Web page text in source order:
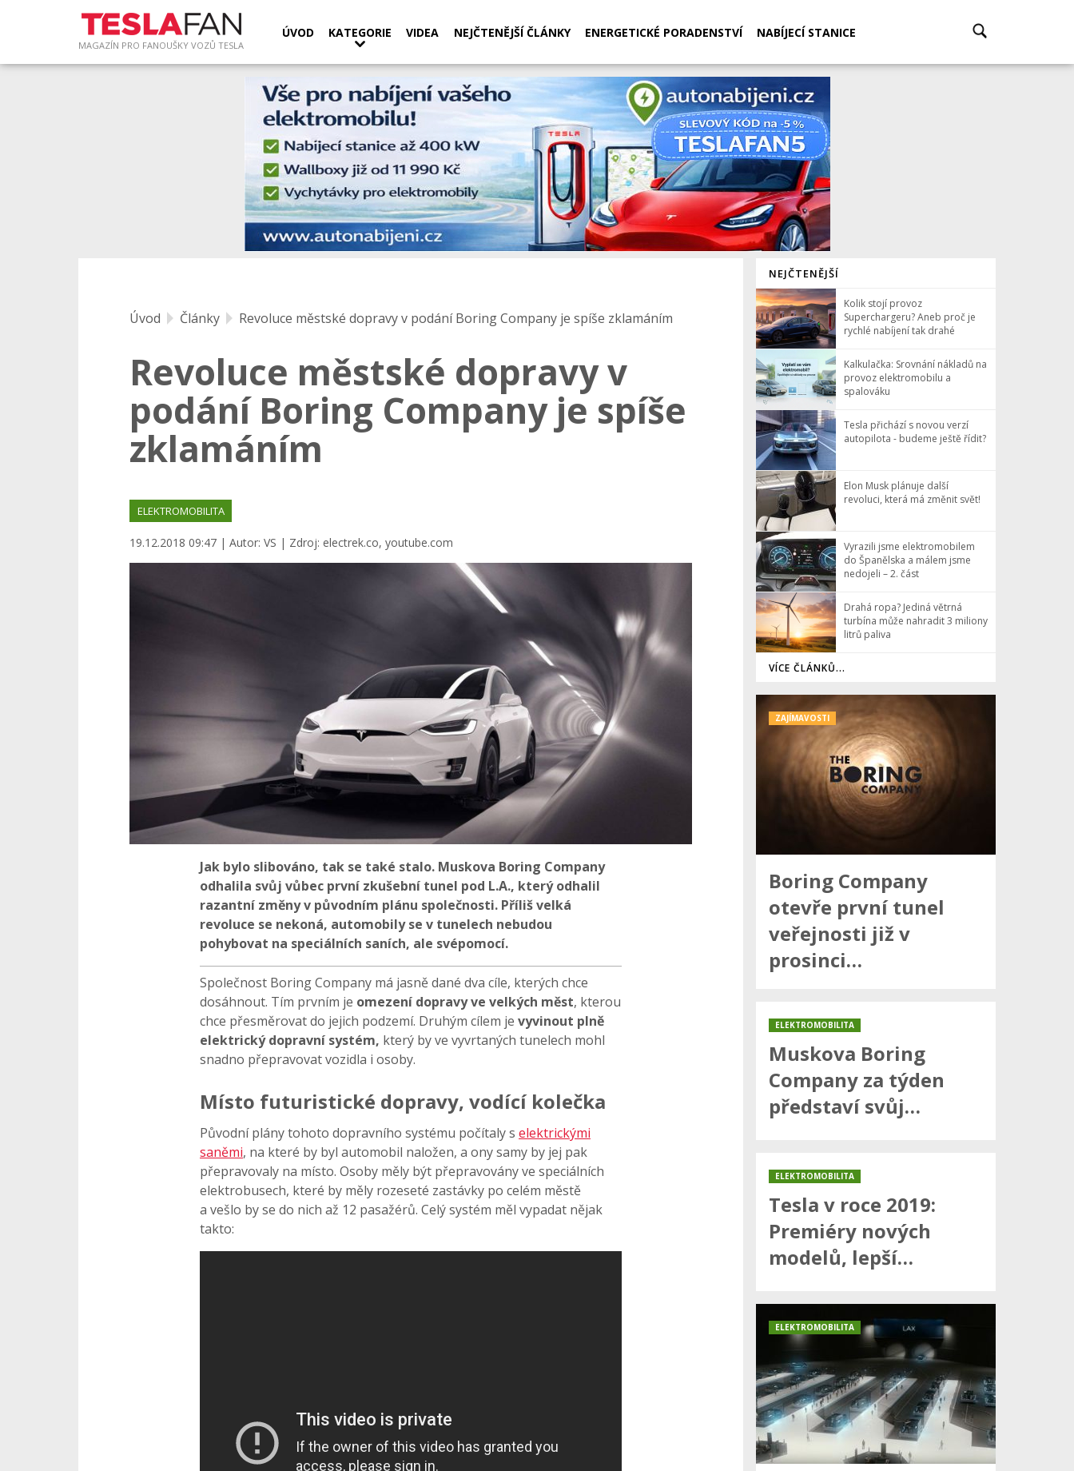
MAGAZÍN PRO FANOUŠKY VOZŮ TESLA
ÚVOD KATEGORIE VIDEA NEJČTENĚJŠÍ ČLÁNKY ENERGETICKÉ PORADENSTVÍ NABÍJECÍ STANICE
Úvod Články Revoluce městské dopravy v podání Boring Company je spíše zklamáním
Revoluce městské dopravy v
podání Boring Company je spíše
zklamáním
ELEKTROMOBILITA
19.12.2018 09:47 | Autor: VS | Zdroj: electrek.co, youtube.com
Jak bylo slibováno, tak se také stalo. Muskova Boring Company
odhalila svůj vůbec první zkušební tunel pod L.A., který odhalil
razantní změny v původním plánu společnosti. Příliš velká
revoluce se nekoná, automobily se v tunelech nebudou
pohybovat na speciálních saních, ale svépomocí.
Společnost Boring Company má jasně dané dva cíle, kterých chce
dosáhnout. Tím prvním je omezení dopravy ve velkých měst, kterou
chce přesměrovat do jejich podzemí. Druhým cílem je vyvinout plně
elektrický dopravní systém, který by ve vyvrtaných tunelech mohl
snadno přepravovat vozidla i osoby.
Místo futuristické dopravy, vodící kolečka
Původní plány tohoto dopravního systému počítaly s elektrickými
saněmi, na které by byl automobil naložen, a ony samy by jej pak
přepravovaly na místo. Osoby měly být přepravovány ve speciálních
elektrobusech, které by měly rozeseté zastávky po celém městě
a vešlo by se do nich až 12 pasažérů. Celý systém měl vypadat nějak
takto:
NEJČTENĚJŠÍ
Kolik stojí provoz
Superchargeru? Aneb proč je
rychlé nabíjení tak drahé
Kalkulačka: Srovnání nákladů na
provoz elektromobilu a
spalováku
Tesla přichází s novou verzí
autopilota - budeme ještě řídit?
Elon Musk plánuje další
revoluci, která má změnit svět!
Vyrazili jsme elektromobilem
do Španělska a málem jsme
nedojeli – 2. část
Drahá ropa? Jediná větrná
turbína může nahradit 3 miliony
litrů paliva
VÍCE ČLÁNKŮ...
Boring Company
otevře první tunel
veřejnosti již v
prosinci…
ZAJÍMAVOSTI
Muskova Boring
Company za týden
představí svůj…
ELEKTROMOBILITA
Tesla v roce 2019:
Premiéry nových
modelů, lepší…
ELEKTROMOBILITA
ELEKTROMOBILITA